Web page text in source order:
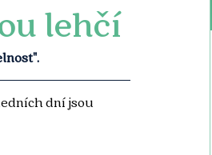
lehčí
dní jsou